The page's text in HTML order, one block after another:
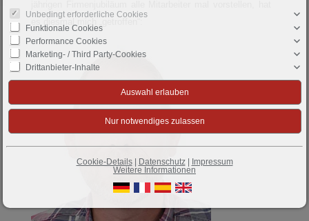
es diesmal mich „getroffen“:
Unbedingt erforderliche Cookies
Funktionale Cookies
Performance Cookies
Marketing- / Third Party-Cookies
Drittanbieter-Inhalte
Cookie-Details| Datenschutz|
Impressum
Weitere Informationen